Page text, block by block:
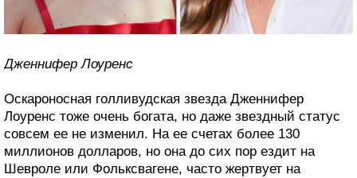
Дженнифер Лоуренс
Оскароносная голливудская звезда Дженнифер
Лоуренс тоже очень богата, но даже звездный статус
совсем ее не изменил. На ее счетах более 130
миллионов долларов, но она до сих пор ездит на
Шевроле или Фольксвагене, часто жертвует на